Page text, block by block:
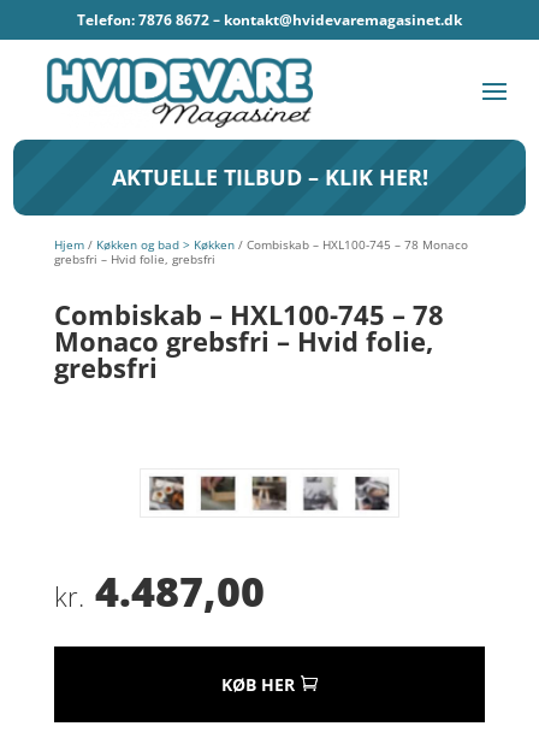
Telefon: 7876 8672 – kontakt@hvidevaremagasinet.dk
AKTUELLE TILBUD – KLIK HER!
Hjem/ Køkken og bad > Køkken/ Combiskab – HXL100-745 – 78 Monaco
grebsfri – Hvid folie, grebsfri
Combiskab – HXL100-745 – 78
Monaco grebsfri – Hvid folie,
grebsfri
kr. 4.487,00
KØB HER